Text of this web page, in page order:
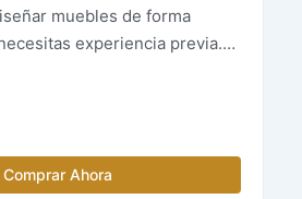
muebles de forma
experiencia previa.
Comprar Ahora